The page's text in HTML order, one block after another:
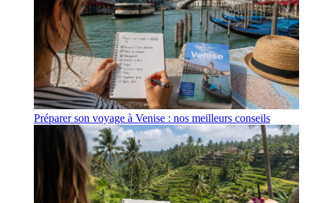
Préparer son voyage à Venise : nos meilleurs conseils